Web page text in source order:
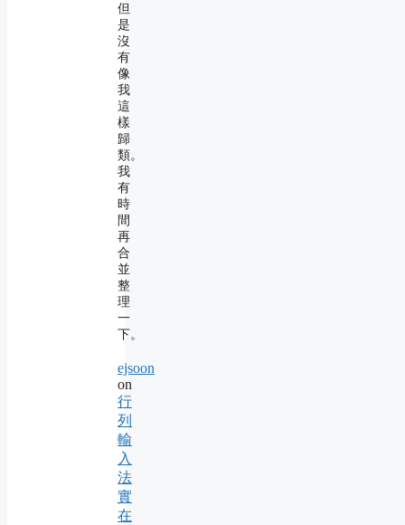
但
是
沒
有
像
我
這
樣
歸
類。
我
有
時
間
再
合
並
整
理
一
下。
ejsoon
on
行
列
輸
入
法
實
在